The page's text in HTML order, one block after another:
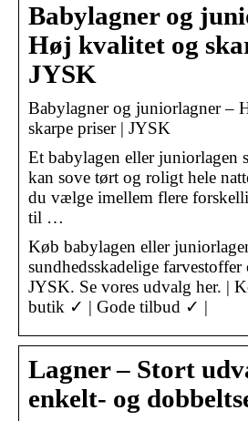
Babylagner og
Høj kvalitet og
JYSK
Babylagner og juniorlagner –
skarpe priser | JYSK
Et babylagen eller juniorlagen
kan sove tørt og roligt hele
du vælge imellem flere
til …
Køb babylagen eller
sundhedsskadelige
JYSK. Se vores udvalg her. |
butik ✓ | Gode tilbud ✓ |
Lagner – Stort
enkelt- og